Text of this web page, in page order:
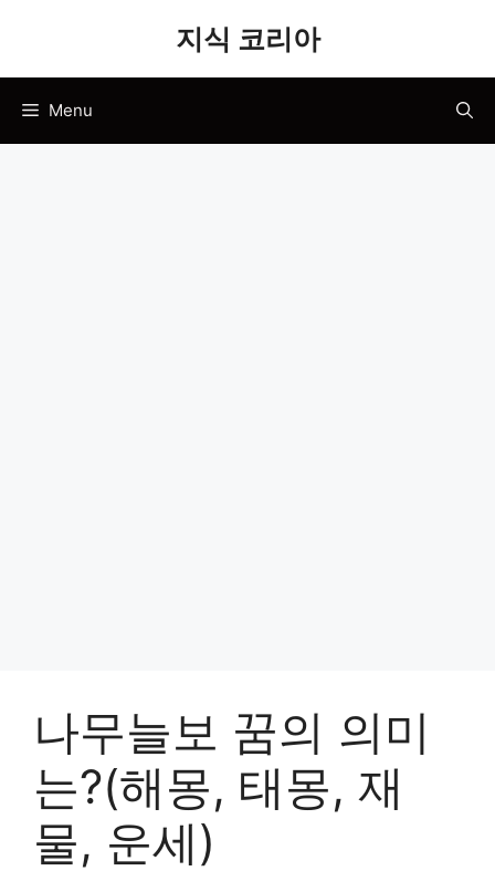
지식 코리아
Menu
나무늘보 꿈의 의미
는?(해몽, 태몽, 재
물, 운세)